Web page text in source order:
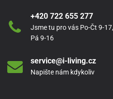
+420 722 655 277
Jsme tu pro vás Po-Čt 9-17,
Pá 9-16
service@i-living.cz
Napište nám kdykoliv